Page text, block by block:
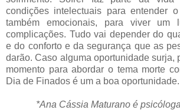
condições intelectuais para entender
também emocionais, para viver um
complicações. Tudo vai depender do
e do conforto e da segurança que as
darão. Caso alguma oportunidade surja,
momento para abordar o tema morte
Dia de Finados é um a boa oportunidade.
*Ana Cássia Maturano é